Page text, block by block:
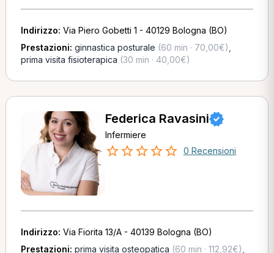
Indirizzo: Via Piero Gobetti 1 - 40129 Bologna (BO)
Prestazioni: ginnastica posturale (60 min · 70,00€)
prima visita fisioterapica (30 min · 40,00€)
Federica Ravasini
Infermiere
0 Recensioni
Indirizzo: Via Fiorita 13/A - 40139 Bologna (BO)
Prestazioni: prima visita osteopatica (60 min · 112,92€)